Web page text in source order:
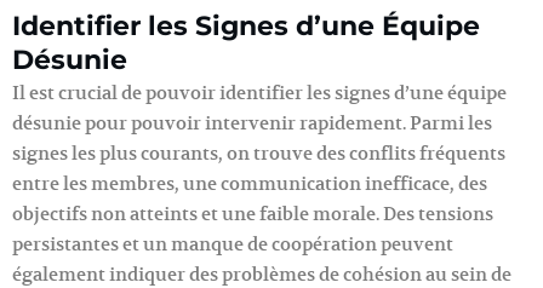
Identifier les Signes d’une Équipe
Désunie
Il est crucial de pouvoir identifier les signes d’une équipe
désunie pour pouvoir intervenir rapidement. Parmi les
signes les plus courants, on trouve des conflits fréquents
entre les membres, une communication inefficace, des
objectifs non atteints et une faible morale. Des tensions
persistantes et un manque de coopération peuvent
également indiquer des problèmes de cohésion au sein de